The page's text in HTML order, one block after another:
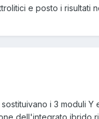
e posto i risultati
i 3 moduli Y
dell'integrato ibrido